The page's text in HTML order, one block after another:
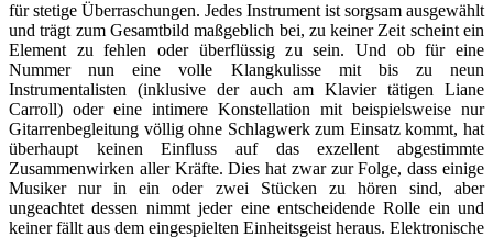
für stetige Überraschungen. Jedes Instrument ist sorgsam ausgewählt
und trägt zum Gesamtbild maßgeblich bei, zu keiner Zeit scheint ein
Element zu fehlen oder überflüssig zu sein. Und ob für eine
Nummer nun eine volle Klangkulisse mit bis zu neun
Instrumentalisten (inklusive der auch am Klavier tätigen Liane
Carroll) oder eine intimere Konstellation mit beispielsweise nur
Gitarrenbegleitung völlig ohne Schlagwerk zum Einsatz kommt, hat
überhaupt keinen Einfluss auf das exzellent abgestimmte
Zusammenwirken aller Kräfte. Dies hat zwar zur Folge, dass einige
Musiker nur in ein oder zwei Stücken zu hören sind, aber
ungeachtet dessen nimmt jeder eine entscheidende Rolle ein und
keiner fällt aus dem eingespielten Einheitsgeist heraus. Elektronische